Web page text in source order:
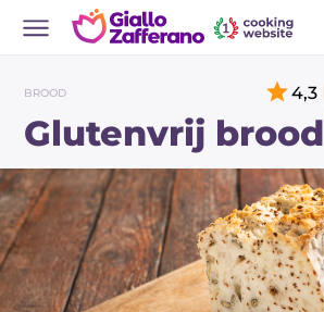
BROOD
Glutenvrij brood
4,3